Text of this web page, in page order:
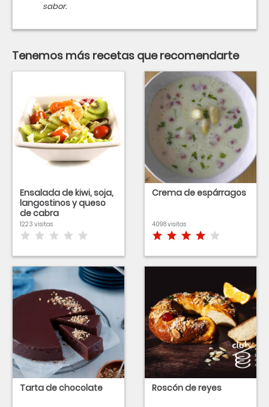
sabor.
Tenemos más recetas que recomendarte
Ensalada de kiwi, soja,
langostinos y queso
de cabra
1223 visitas
Crema de espárragos
4098 visitas
Tarta de chocolate Roscón de reyes